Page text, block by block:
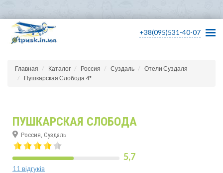
+38(095)531-40-07
Главная Каталог Россия Суздаль
Отели Суздаля
Пушкарская Слобода 4*
ПУШКАРСКАЯ СЛОБОДА
Россия, Суздаль
5,7
11 відгуків